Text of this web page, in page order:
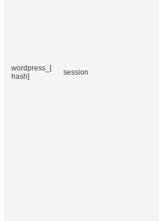
wordpress_[
hash]
session